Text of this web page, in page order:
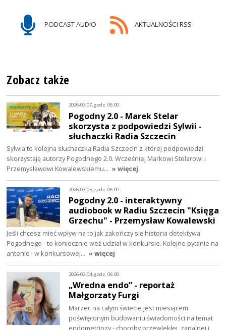
PODCAST AUDIO AKTUALNOŚCI RSS
Zobacz także
2026-03-07, godz. 06:00
Pogodny 2.0 - Marek Stelar
skorzysta z podpowiedzi Sylwii -
słuchaczki Radia Szczecin
Sylwia to kolejna słuchaczka Radia Szczecin z której podpowiedzi
skorzystają autorzy Pogodnego 2.0. Wcześniej Markowi Stelarowi i
Przemysławowi Kowalewskiemu… » więcej
2026-03-05, godz. 06:00
Pogodny 2.0 - interaktywny
audiobook w Radiu Szczecin "Księga
Grzechu" - Przemysław Kowalewski
Jeśli chcesz mieć wpływ na to jak zakończy się historia detektywa
Pogodnego - to koniecznie weź udział w konkursie. Kolejne pytanie na
antenie i w konkursowej… » więcej
2026-03-04, godz. 06:00
„Wredna endo” - reportaż
Małgorzaty Furgi
Marzec na całym świecie jest miesiącem
poświęconym budowaniu świadomości na temat
endometriozy - choroby przewlekłej, zapalnej i